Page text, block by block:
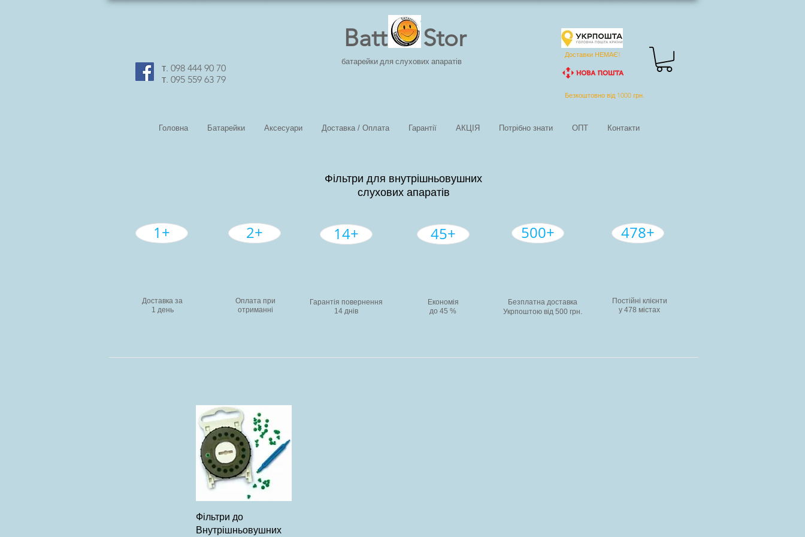
т. 098 444 90 70
т. 095 559 63 79
Batt Stor
батарейки для слухових апаратів
Доставки НЕМАЄ!
Безкоштовно від 1000 грн.
Головна Батарейки Аксесуари Доставка / Оплата Гарантії АКЦІЯ Потрібно знати ОПТ Контакти
Фільтри для внутрішньовушних
слухових апаратів
1+
Доставка за
1 день
2+
Оплата при
отриманні
14+
Гарантія повернення
14 днів
45+
Економія
до 45 %
500+
Безплатна доставка
Укрпоштою від 500 грн.
478+
Постійні клієнти
у 478 містах
Швидкий перегляд
Фільтри до
Внутрішньовушних